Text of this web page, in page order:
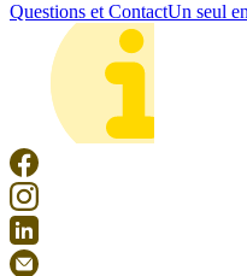
Questions et ContactUn seul